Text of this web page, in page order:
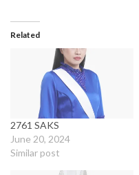
Related
2761 SAKS
June 20, 2024
Similar post